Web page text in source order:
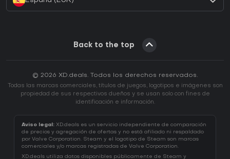
Back to the top
© 2026 XD.deals. Todos los derechos reservados.
Todas las marcas comerciales, títulos de juegos, logotipos e imágenes son
propiedad de sus respectivos dueños y se usan solo con fines de
identificación e información.
Aviso legal: XD.deals es un servicio independiente de comparación
de precios y agregación de ofertas y no está afiliado ni respaldado
por Valve Corporation. Steam y el logotipo de Steam son marcas
comerciales y/o marcas registradas de Valve Corporation.
XD.deals utiliza datos disponibles públicamente de Steam y